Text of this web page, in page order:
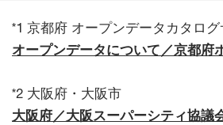
*1 京都府 オープンデータカタログ
オープンデータについて／京都府
*2 大阪府・大阪市
大阪府／大阪スーパーシティ協議